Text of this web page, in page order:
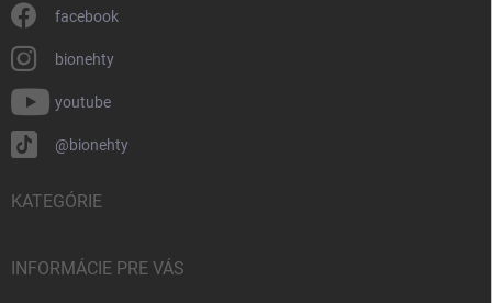
facebook
bionehty
youtube
@bionehty
KATEGÓRIE
INFORMÁCIE PRE VÁS